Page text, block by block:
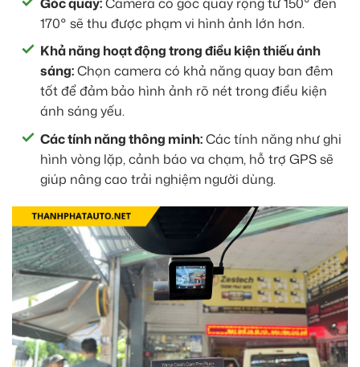
170° sẽ thu được phạm vi hình ảnh lớn hơn.
Khả năng hoạt động trong điều kiện thiếu ánh
sáng:Chọn camera có khả năng quay ban đêm
tốt để đảm bảo hình ảnh rõ nét trong điều kiện
ánh sáng yếu.
Các tính năng thông minh:Các tính năng như ghi
hình vòng lặp, cảnh báo va chạm, hỗ trợ GPS sẽ
giúp nâng cao trải nghiệm người dùng.